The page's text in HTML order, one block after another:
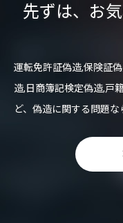
先ずは、お
運転免許証偽造,保険証
造,日商簿記検定偽造,戸
ど、偽造に関する問題な